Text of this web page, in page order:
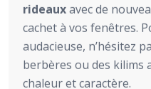
rideauxavec de
cachet à vos fenêtres.
audacieuse, n’hésitez
berbères ou des
chaleur et caractère.